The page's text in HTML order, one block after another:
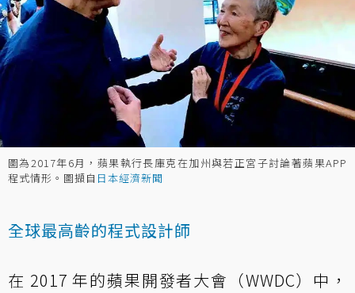
圖為2017年6月，蘋果執行長庫克在加州與若正宮子討論著蘋果APP
程式情形。圖擷自 日本經濟新聞
全球最高齡的程式設計師
在 2017 年的蘋果開發者大會（WWDC）中，